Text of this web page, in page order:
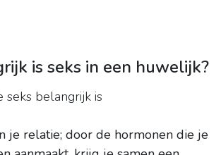
is seks in een huwelijk?
seks belangrijk is
je relatie; door de hormonen die je